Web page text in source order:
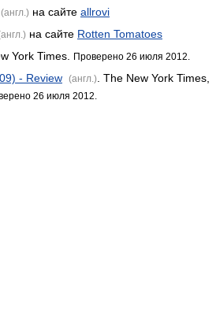
(англ.) на сайте allrovi
на сайте Rotten Tomatoes
York Times. Проверено 26 июля 2012.
- Review (англ.) . The New York Times,
26 июля 2012.